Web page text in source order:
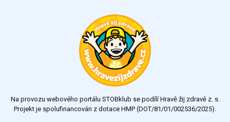
Výsledky Všechny ankety
Na provozu webového portálu STOBklub se podílí Hravě žij zdravě z. s.
Projekt je spolufinancován z dotace HMP (DOT/81/01/002536/2025).